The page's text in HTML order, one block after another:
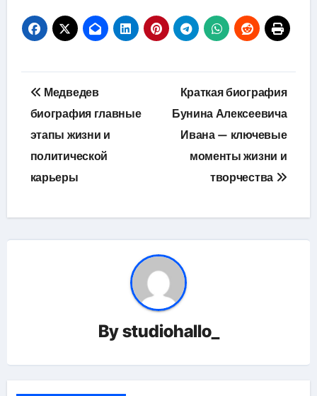
Навигация
по
записям
Медведев
биография главные
этапы жизни и
политической
карьеры
Краткая биография
Бунина Алексеевича
Ивана — ключевые
моменты жизни и
творчества
Bystudiohallo_